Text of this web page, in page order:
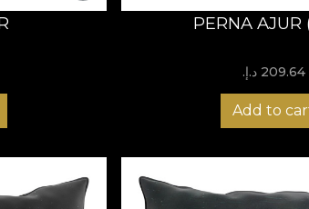
PERNA AJUR
209.64 د.إ.‏
Add to